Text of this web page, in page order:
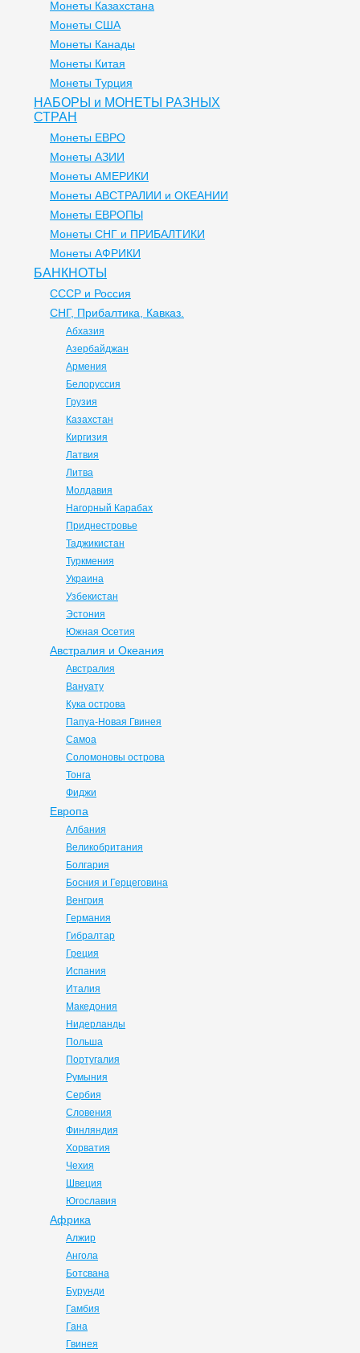
Монеты Казахстана
Монеты США
Монеты Канады
Монеты Китая
Монеты Турция
НАБОРЫ и МОНЕТЫ РАЗНЫХ
СТРАН
Монеты ЕВРО
Монеты АЗИИ
Монеты АМЕРИКИ
Монеты АВСТРАЛИИ и ОКЕАНИИ
Монеты ЕВРОПЫ
Монеты СНГ и ПРИБАЛТИКИ
Монеты АФРИКИ
БАНКНОТЫ
СССР и Россия
СНГ, Прибалтика, Кавказ.
Абхазия
Азербайджан
Армения
Белоруссия
Грузия
Казахстан
Киргизия
Латвия
Литва
Молдавия
Нагорный Карабах
Приднестровье
Таджикистан
Туркмения
Украина
Узбекистан
Эстония
Южная Осетия
Австралия и Океания
Австралия
Вануату
Кука острова
Папуа-Новая Гвинея
Самоа
Соломоновы острова
Тонга
Фиджи
Европа
Албания
Великобритания
Болгария
Босния и Герцеговина
Венгрия
Германия
Гибралтар
Греция
Испания
Италия
Македония
Нидерланды
Польша
Португалия
Румыния
Сербия
Словения
Финляндия
Хорватия
Чехия
Швеция
Югославия
Африка
Алжир
Ангола
Ботсвана
Бурунди
Гамбия
Гана
Гвинея